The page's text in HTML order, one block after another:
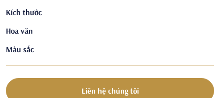
Kích thước
Hoa văn
Màu sắc
Liên hệ chúng tôi